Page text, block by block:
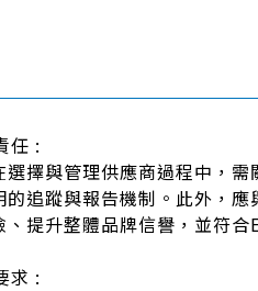
任 :
選擇與管理供應商過程中，
的追蹤與報告機制。此外，
提升整體品牌信譽，並符合
求 :